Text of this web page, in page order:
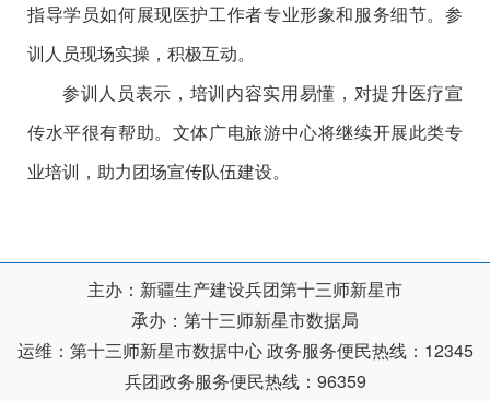
指导学员如何展现医护工作者专业形象和服务细节。参
训人员现场实操，积极互动。
参训人员表示，培训内容实用易懂，对提升医疗宣
传水平很有帮助。文体广电旅游中心将继续开展此类专
业培训，助力团场宣传队伍建设。
主办：新疆生产建设兵团第十三师新星市
承办：第十三师新星市数据局
运维：第十三师新星市数据中心政务服务便民热线：12345
兵团政务服务便民热线：96359